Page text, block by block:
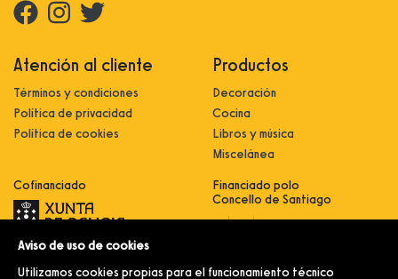
Atención al cliente
Términos y condiciones
Política de privacidad
Política de cookies
Productos
Decoración
Cocina
Libros y música
Miscelánea
Cofinanciado
Innovación, dixitalización e
comercialización e expansión do
Financiado polo
Concello de Santiago
Aviso de uso de cookies
Utilizamos cookies propias para el funcionamiento técnico